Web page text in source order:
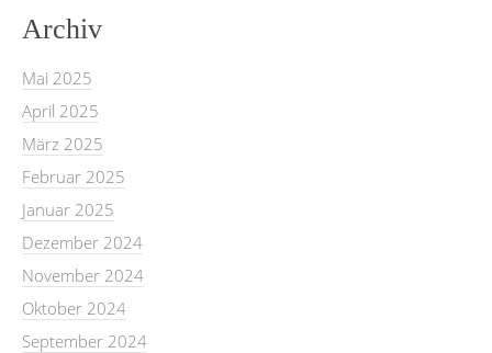
Archiv
Mai 2025
April 2025
März 2025
Februar 2025
Januar 2025
Dezember 2024
November 2024
Oktober 2024
September 2024